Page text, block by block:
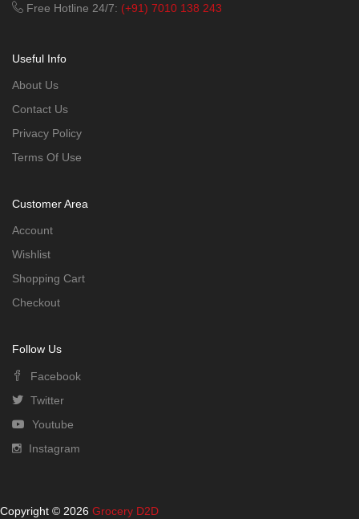
Free Hotline 24/7: (+91) 7010 138 243
Useful Info
About Us
Contact Us
Privacy Policy
Terms Of Use
Customer Area
Account
Wishlist
Shopping Cart
Checkout
Follow Us
Facebook
Twitter
Youtube
Instagram
Copyright © 2026 Grocery D2D